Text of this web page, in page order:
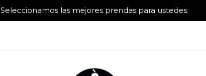
Seleccionamos las mejores prendas para ustedes.